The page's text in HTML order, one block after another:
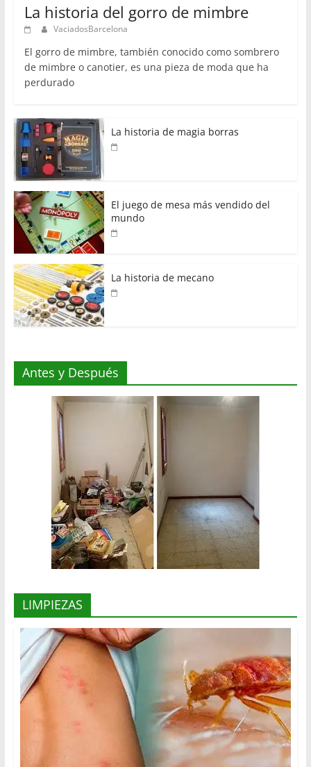
La historia del gorro de mimbre
VaciadosBarcelona
El gorro de mimbre, también conocido como sombrero
de mimbre o canotier, es una pieza de moda que ha
perdurado
La historia de magia borras
El juego de mesa más vendido del
mundo
La historia de mecano
Antes y Después
LIMPIEZAS